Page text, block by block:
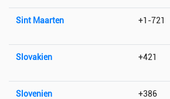
Sint Maarten +1-721
Slovakien +421
Slovenien +386